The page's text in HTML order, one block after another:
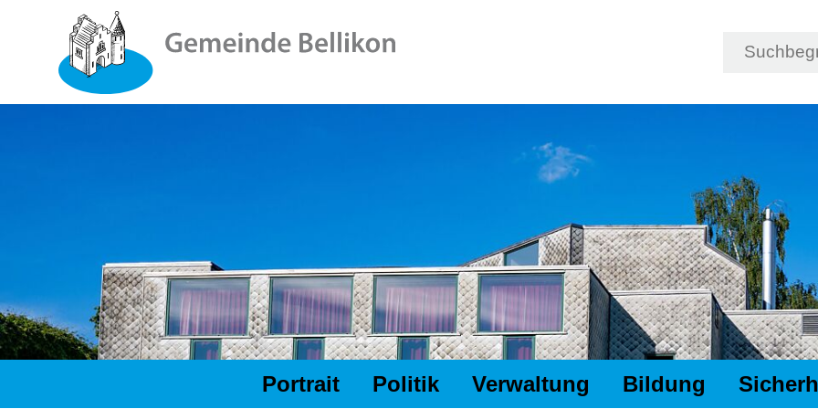
Navigieren in Bellikon
Schnellnavigation
Suche
Suchbegriff
Portrait Politik Verwaltung Bildung